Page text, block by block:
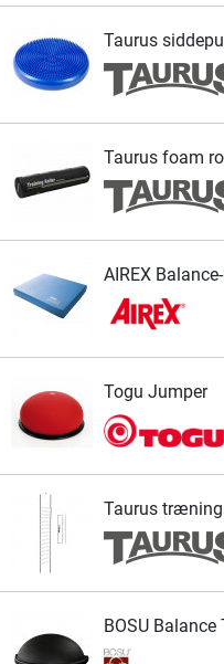
Taurus
Taurus foam
AIREX
Togu Jumper
Taurus
BOSU Balance